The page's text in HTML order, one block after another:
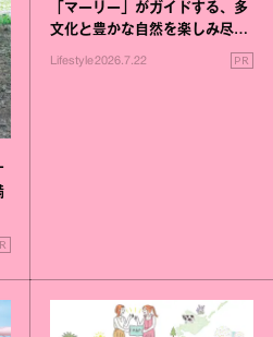
「マーリー」がガイドする、多
文化と豊かな自然を楽しみ尽く
Lifestyle2026.7.22 PR